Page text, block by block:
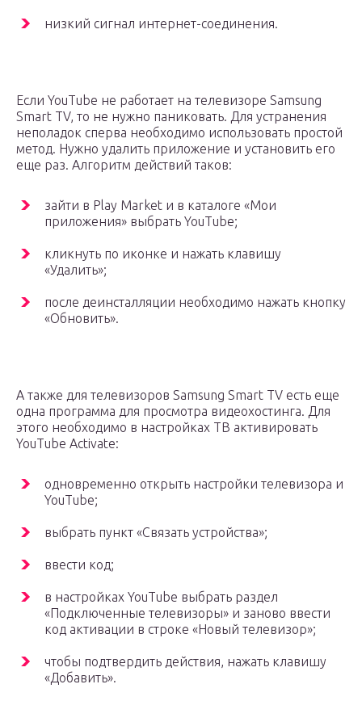
низкий сигнал интернет-соединения.
Если YouTube не работает на телевизоре Samsung
Smart TV, то не нужно паниковать. Для устранения
неполадок сперва необходимо использовать простой
метод. Нужно удалить приложение и установить его
еще раз. Алгоритм действий таков:
зайти в Play Market и в каталоге «Мои
приложения» выбрать YouTube;
кликнуть по иконке и нажать клавишу
«Удалить»;
после деинсталляции необходимо нажать кнопку
«Обновить».
А также для телевизоров Samsung Smart TV есть еще
одна программа для просмотра видеохостинга. Для
этого необходимо в настройках ТВ активировать
YouTube Activate:
одновременно открыть настройки телевизора и
YouTube;
выбрать пункт «Связать устройства»;
ввести код;
в настройках YouTube выбрать раздел
«Подключенные телевизоры» и заново ввести
код активации в строке «Новый телевизор»;
чтобы подтвердить действия, нажать клавишу
«Добавить».